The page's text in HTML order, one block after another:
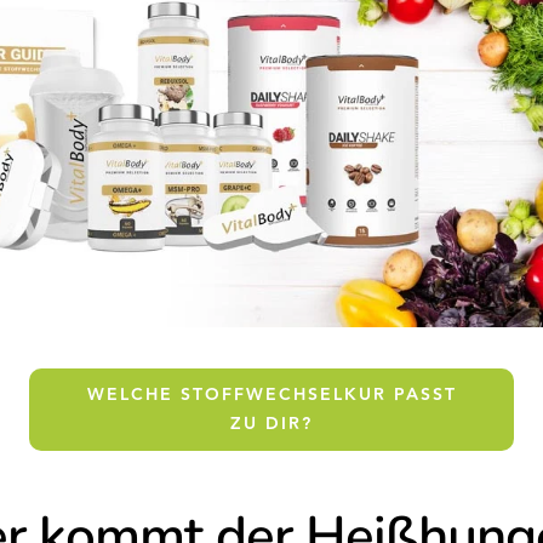
WELCHE STOFFWECHSELKUR PASST
ZU DIR?